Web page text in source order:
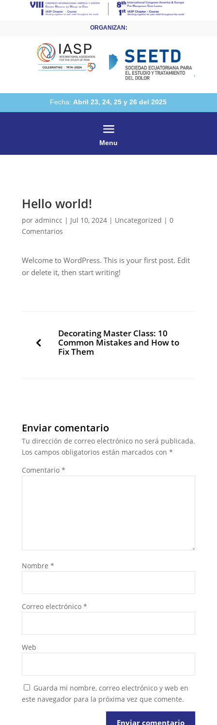
ORGANIZAN:
Fecha:Abril 23, 24, 25 y 26 del 2025
Menu
Hello world!
por admincc | Jul 10, 2024| Uncategorized | 0
Comentarios
Welcome to WordPress. This is your first post. Edit
or delete it, then start writing!
Decorating Master Class: 10
Common Mistakes and How to
Fix Them
Enviar comentario
Tu dirección de correo electrónico no será publicada.
Los campos obligatorios están marcados con *
Comentario *
Nombre *
Correo electrónico *
Web
Guarda mi nombre, correo electrónico y web en
este navegador para la próxima vez que comente.